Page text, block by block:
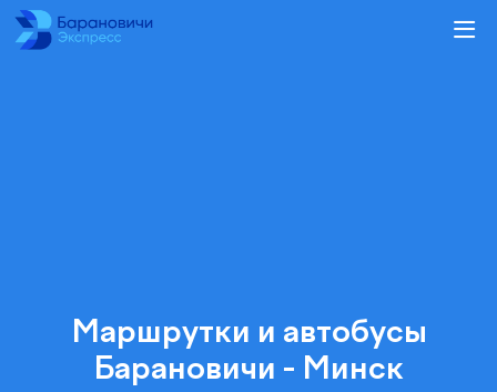
Маршрутки и автобусы
Барановичи - Минск